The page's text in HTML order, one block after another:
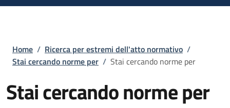
Briciole di pane
Home / Ricerca per estremi dell'atto normativo /
Stai cercando norme per / Stai cercando norme per
Stai cercando norme per